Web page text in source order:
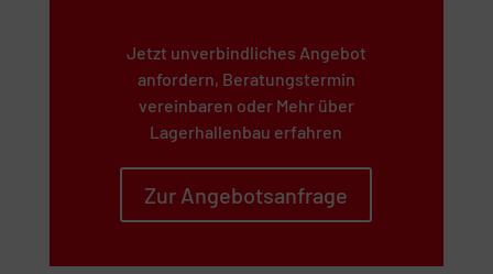
Jetzt unverbindliches Angebot
anfordern, Beratungstermin
vereinbaren oder Mehr über
Lagerhallenbau erfahren
Zur Angebotsanfrage